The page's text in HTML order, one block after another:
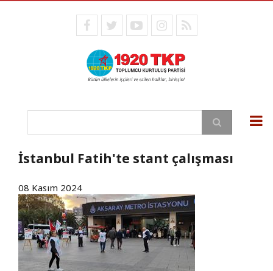
facebooktwitteryoutubeinstagram
RSS
Ara
İstanbul Fatih'te stant çalışması
08 Kasım 2024